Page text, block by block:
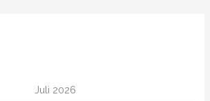
Juli 2026